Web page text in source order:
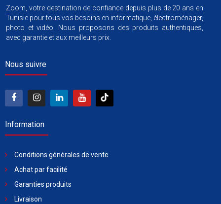
Zoom, votre destination de confiance depuis plus de 20 ans en
Tunisie pour tous vos besoins en informatique, électroménager,
photo et vidéo. Nous proposons des produits authentiques,
avec garantie et aux meilleurs prix.
Nous suivre
Information
Conditions générales de vente
Achat par facilité
Garanties produits
Livraison